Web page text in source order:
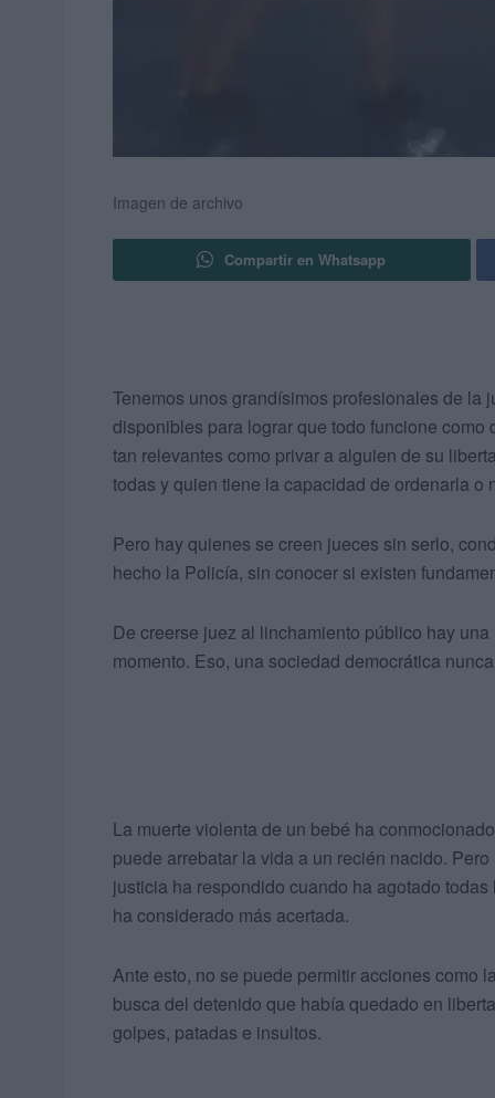
Imagen de archivo
Compartir en Whatsapp
Tenemos unos grandísimos profesionales de la
disponibles para lograr que todo funcione
tan relevantes como privar a alguien de su
todas y quien tiene la capacidad de ordenarla
Pero hay quienes se creen jueces sin serlo,
hecho la Policía, sin conocer si existen
De creerse juez al linchamiento público hay
momento. Eso, una sociedad democrática
La muerte violenta de un bebé ha
puede arrebatar la vida a un recién nacido.
justicia ha respondido cuando ha agotado
ha considerado más acertada.
Ante esto, no se puede permitir acciones como
busca del detenido que había quedado en
golpes, patadas e insultos.